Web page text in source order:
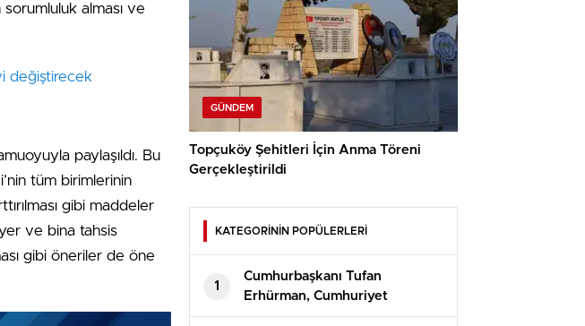
alması ve
değiştirecek
paylaşıldı. Bu
tüm birimlerinin
gibi maddeler
ve bina tahsis
gibi öneriler de öne
GÜNDEM
Topçuköy Şehitleri İçin Anma Töreni
Gerçekleştirildi
KATEGORİNİN POPÜLERLERİ
1
Cumhurbaşkanı Tufan
Erhürman, Cumhuriyet
Güvenlik Kurulu’nu Topladı